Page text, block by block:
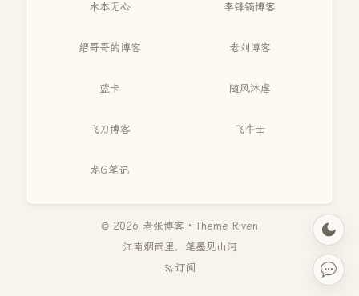
木本无心 李锋镝博客
缙哥哥的博客 老刘博客
蓝卡 随风沐虐
飞刀博客 飞牛士
龙G笔记
© 2026 老张博客 · Theme Riven
江南烟雨里，笔墨见山河
订阅